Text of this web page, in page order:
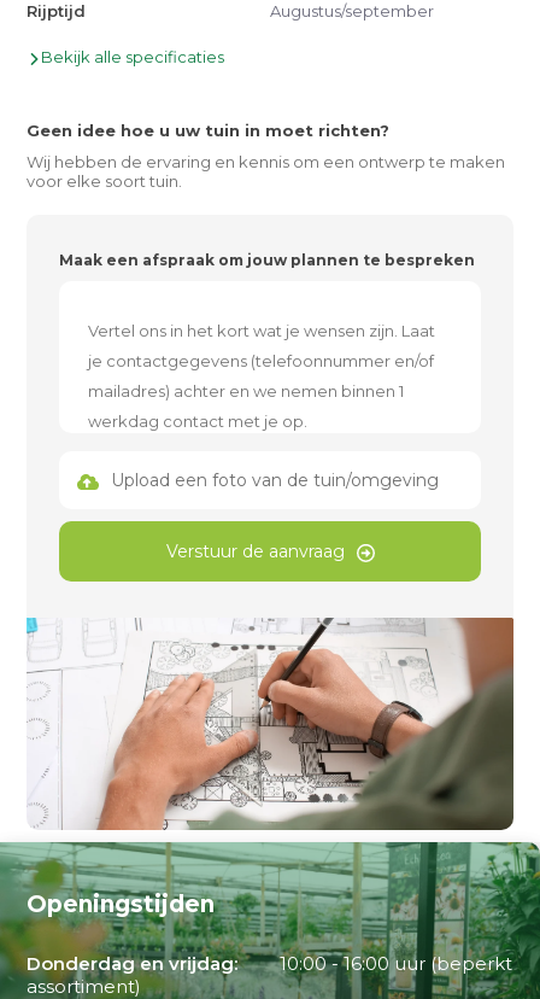
Rijptijd Augustus/september
Bekijk alle specificaties
Geen idee hoe u uw tuin in moet richten?
Wij hebben de ervaring en kennis om een ontwerp te maken
voor elke soort tuin.
Maak een afspraak om jouw plannen te bespreken
Upload een foto van de tuin/omgeving
Verstuur de aanvraag
Openingstijden
Donderdag en vrijdag:
10:00 - 16:00 uur (beperkt
assortiment)